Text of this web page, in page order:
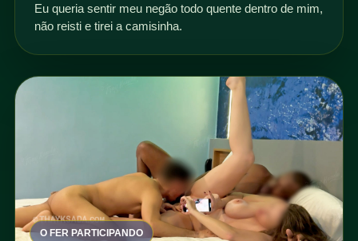
Eu queria sentir meu negão todo quente dentro de mim,
não reisti e tirei a camisinha.
O FER PARTICIPANDO